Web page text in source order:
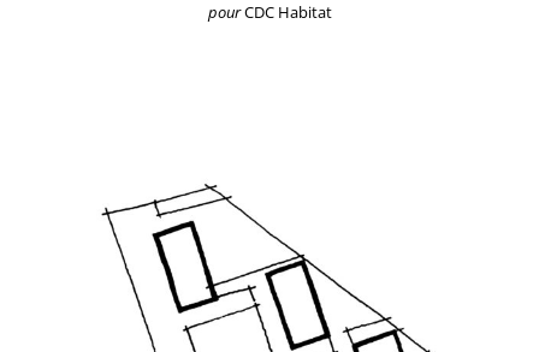
pourCDC Habitat